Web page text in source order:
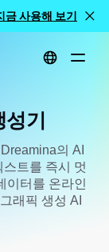
2.0으로 무
금 사용해 보기
기
의 AI
트를 즉시 멋
이터를 온라인
래픽 생성 AI